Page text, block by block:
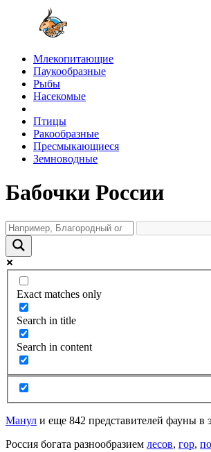
Млекопитающие
Паукообразные
Рыбы
Насекомые
Птицы
Ракообразные
Пресмыкающиеся
Земноводные
Бабочки России
Exact matches only
Search in title
Search in content
Манул и еще 842 представителей фауны в
Россия богата разнообразием лесов, гор,